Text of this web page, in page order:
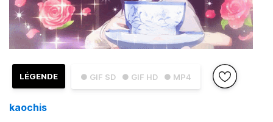
● GIF SD ● GIF HD ● MP4
LÉGENDE
kaochis